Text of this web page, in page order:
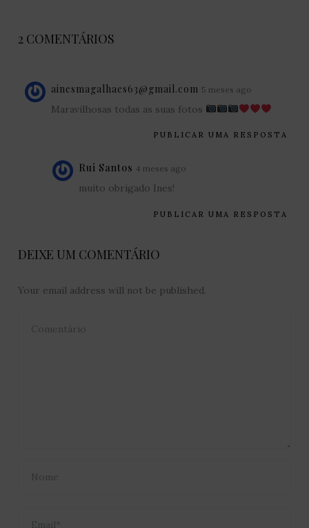
2 COMENTÁRIOS
ainesmagalhaes63@gmail.com 5 meses ago
PUBLICAR UMA RESPOSTA
Maravilhosas todas as suas fotos
Rui Santos 4 meses ago
PUBLICAR UMA RESPOSTA
muito obrigado Ines!
DEIXE UM COMENTÁRIO
Your email address will not be published.